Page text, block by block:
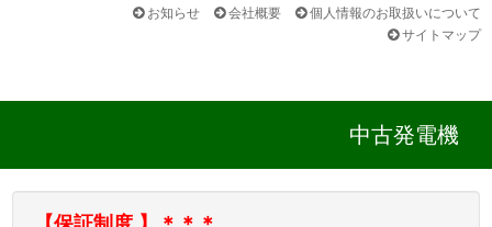
中古溶接機
Compressor
Q&A
お知らせ 会社概要
個人情報のお取扱いについて
サイトマップ
中古発電機